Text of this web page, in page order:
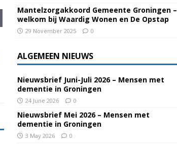
Mantelzorgakkoord Gemeente Groningen –
welkom bij Waardig Wonen en De Opstap
29 November 2025 0
ALGEMEEN NIEUWS
Nieuwsbrief Juni-Juli 2026 – Mensen met
dementie in Groningen
24 June 2026 0
Nieuwsbrief Mei 2026 – Mensen met
dementie in Groningen
3 May 2026 0